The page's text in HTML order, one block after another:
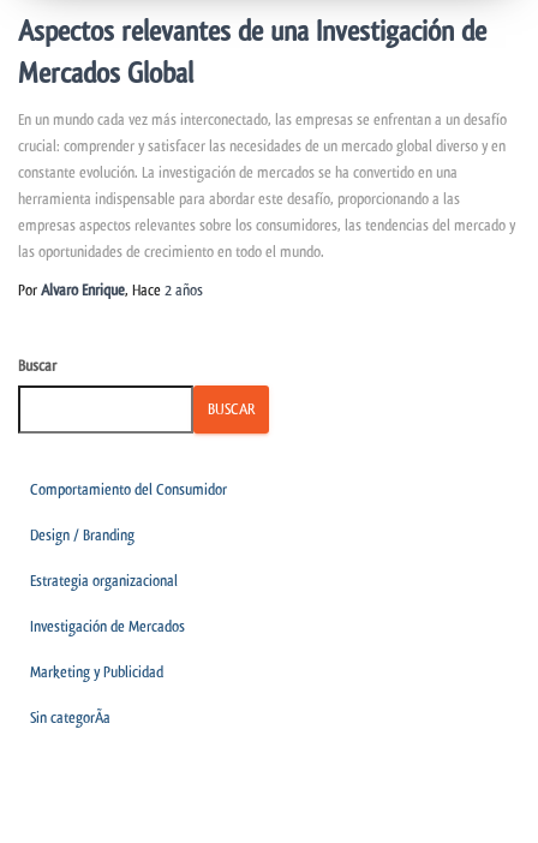
Aspectos relevantes de una Investigación de
Mercados Global
En un mundo cada vez más interconectado, las empresas se enfrentan a un desafío
crucial: comprender y satisfacer las necesidades de un mercado global diverso y en
constante evolución. La investigación de mercados se ha convertido en una
herramienta indispensable para abordar este desafío, proporcionando a las
empresas aspectos relevantes sobre los consumidores, las tendencias del mercado y
las oportunidades de crecimiento en todo el mundo.
PorAlvaro Enrique, Hace2 años
Buscar
BUSCAR
Comportamiento del Consumidor
Design / Branding
Estrategia organizacional
Investigación de Mercados
Marketing y Publicidad
Sin categorÃ­a